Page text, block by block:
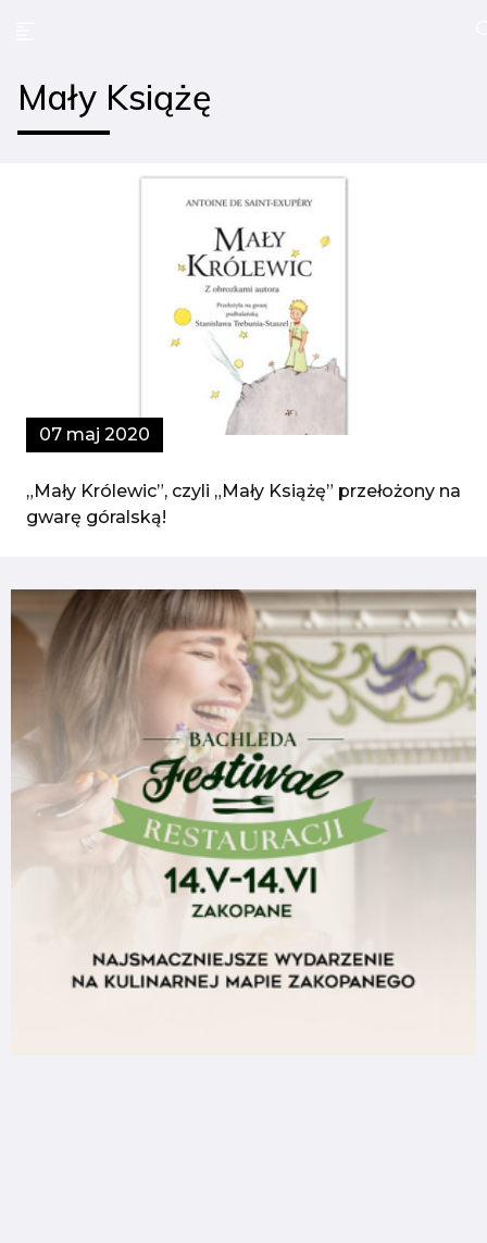
Mały Książę
07 maj 2020
„Mały Królewic”, czyli „Mały Książę” przełożony na
gwarę góralską!